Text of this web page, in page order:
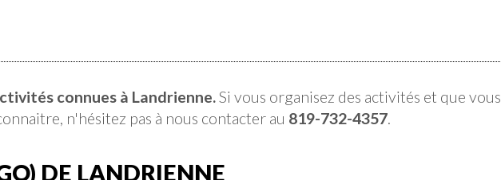
connues à Landrienne.Si vous organisez des activités et que vous
n'hésitez pas à nous contacter au 819-732-4357.
DE LANDRIENNE